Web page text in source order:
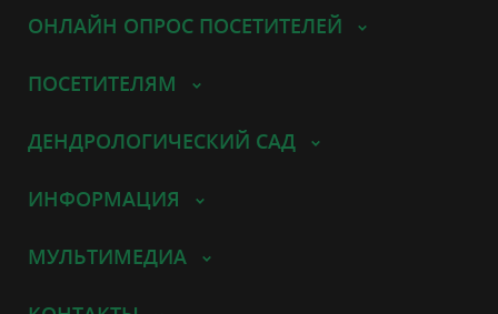
ОНЛАЙН ОПРОС ПОСЕТИТЕЛЕЙ
ПОСЕТИТЕЛЯМ
ДЕНДРОЛОГИЧЕСКИЙ САД
ИНФОРМАЦИЯ
МУЛЬТИМЕДИА